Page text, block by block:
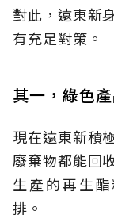
對此，遠東新
有充足對策。
其一，綠色產
現在遠東新積
廢棄物都能回
生產的再生
排。